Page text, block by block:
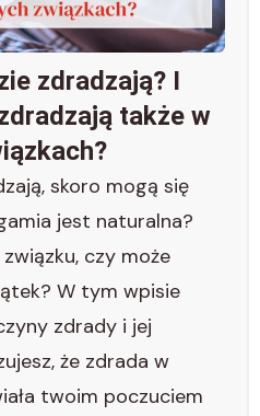
zdradzają? I
także w
skoro mogą się
jest naturalna?
czy może
W tym wpisie
zdrady i jej
że zdrada w
twoim poczuciem